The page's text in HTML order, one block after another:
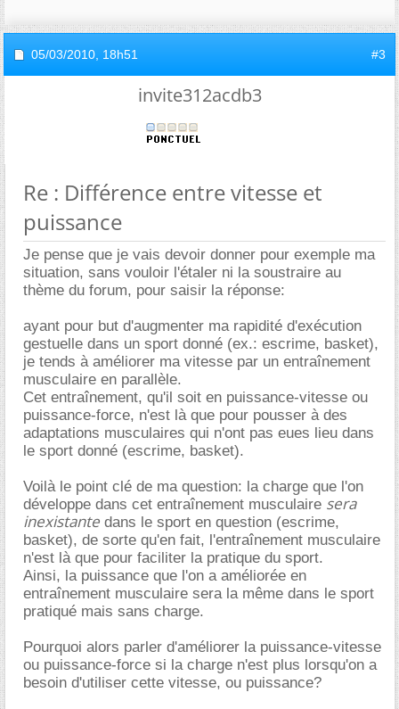
05/03/2010, 18h51 #3
invite312acdb3
Re : Différence entre vitesse et
puissance
Je pense que je vais devoir donner pour exemple ma
situation, sans vouloir l'étaler ni la soustraire au
thème du forum, pour saisir la réponse:
ayant pour but d'augmenter ma rapidité d'exécution
gestuelle dans un sport donné (ex.: escrime, basket),
je tends à améliorer ma vitesse par un entraînement
musculaire en parallèle.
Cet entraînement, qu'il soit en puissance-vitesse ou
puissance-force, n'est là que pour pousser à des
adaptations musculaires qui n'ont pas eues lieu dans
le sport donné (escrime, basket).
Voilà le point clé de ma question: la charge que l'on
développe dans cet entraînement musculaire sera
inexistante dans le sport en question (escrime,
basket), de sorte qu'en fait, l'entraînement musculaire
n'est là que pour faciliter la pratique du sport.
Ainsi, la puissance que l'on a améliorée en
entraînement musculaire sera la même dans le sport
pratiqué mais sans charge.
Pourquoi alors parler d'améliorer la puissance-vitesse
ou puissance-force si la charge n'est plus lorsqu'on a
besoin d'utiliser cette vitesse, ou puissance?